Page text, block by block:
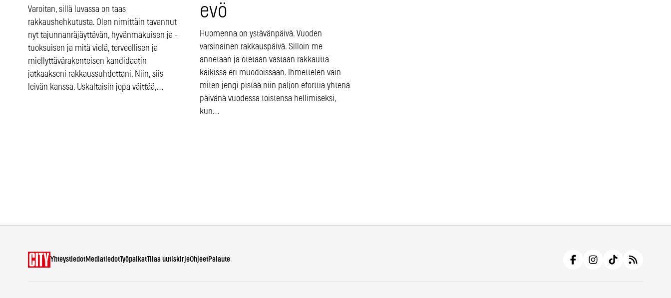
Varoitan, sillä luvassa on taas
rakkaushehkutusta. Olen nimittäin tavannut
nyt tajunnanräjäyttävän, hyvänmakuisen ja -
tuoksuisen ja mitä vielä, terveellisen ja
miellyttävärakenteisen kandidaatin
jatkaakseni rakkaussuhdettani. Niin, siis
leivän kanssa. Uskaltaisin jopa väittää,…
evö
Huomenna on ystävänpäivä. Vuoden
varsinainen rakkauspäivä. Silloin me
annetaan ja otetaan vastaan rakkautta
kaikissa eri muodoissaan. Ihmettelen vain
miten jengi pistää niin paljon eforttia yhtenä
päivänä vuodessa toistensa hellimiseksi,
kun…
YhteystiedotMediatiedotTyöpaikatTilaa uutiskirjeOhjeetPalaute